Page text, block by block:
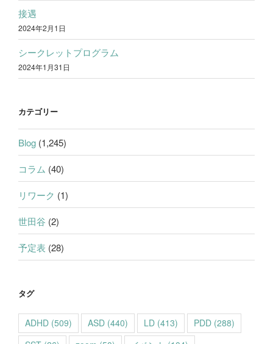
接遇
2024年2月1日
シークレットプログラム
2024年1月31日
カテゴリー
Blog (1,245)
コラム (40)
リワーク (1)
世田谷 (2)
予定表 (28)
タグ
ADHD (509) ASD (440) LD (413) PDD (288)